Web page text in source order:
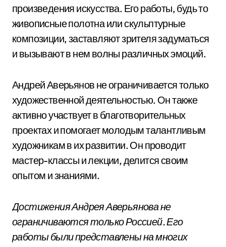
произведения искусства. Его работы, будь то
живописные полотна или скульптурные
композиции, заставляют зрителя задуматься
и вызывают в нем волны различных эмоций.
Андрей Аверьянов не ограничивается только
художественной деятельностью. Он также
активно участвует в благотворительных
проектах и помогает молодым талантливым
художникам в их развитии. Он проводит
мастер-классы и лекции, делится своим
опытом и знаниями.
Достижения Андрея Аверьянова не
ограничиваются только Россией. Его
работы были представлены на многих